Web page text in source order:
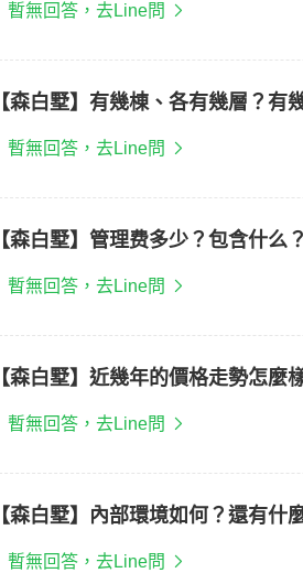
暫無回答，去Line問
【森白墅】有幾棟、各有幾層？有
暫無回答，去Line問
【森白墅】管理费多少？包含什么
暫無回答，去Line問
【森白墅】近幾年的價格走勢怎麼
暫無回答，去Line問
【森白墅】內部環境如何？還有什
暫無回答，去Line問